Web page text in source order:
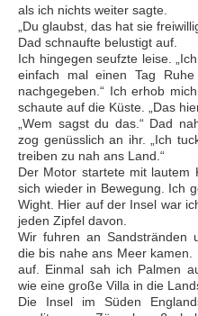
als ich nichts weiter sagte.
„Du glaubst, das hat sie
Dad schnaufte belustigt auf.
Ich hingegen seufzte leise.
einfach mal einen Tag
nachgegeben.“ Ich erhob
schaute auf die Küste. „Das
„Wem sagst du das.“ Dad
zog genüsslich an ihr. „Ich
treiben zu nah ans Land.“
Der Motor startete mit lautem
sich wieder in Bewegung. Ich
Wight. Hier auf der Insel war
jeden Zipfel davon.
Wir fuhren an Sandstränden
die bis nahe ans Meer kamen.
auf. Einmal sah ich Palmen
wie eine große Villa in die
Die Insel im Süden